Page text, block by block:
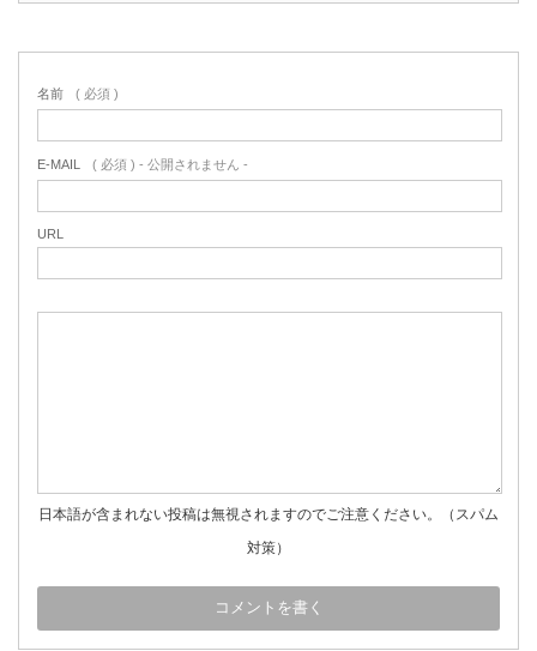
名前 ( 必須 )
E-MAIL ( 必須 ) - 公開されません -
URL
日本語が含まれない投稿は無視されますのでご注意ください。（スパム
対策）